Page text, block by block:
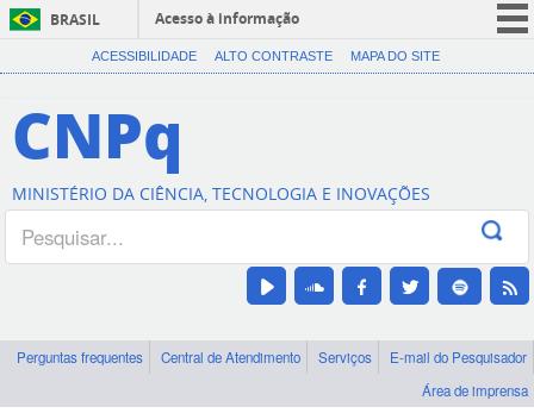
BRASIL
Acesso à informação
CORONAVÍRUS (COVID-19)
Canais
ACESSIBILIDADE ALTO CONTRASTE MAPA DO SITE
CNPq
MINISTÉRIO DA CIÊNCIA, TECNOLOGIA E INOVAÇÕES
Perguntas frequentes Central de Atendimento Serviços
E-mail do Pesquisador
Área de imprensa